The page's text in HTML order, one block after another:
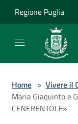
Regione Puglia
Home > Vivere il
Maria Giaquinto e
CENERENTOLE»